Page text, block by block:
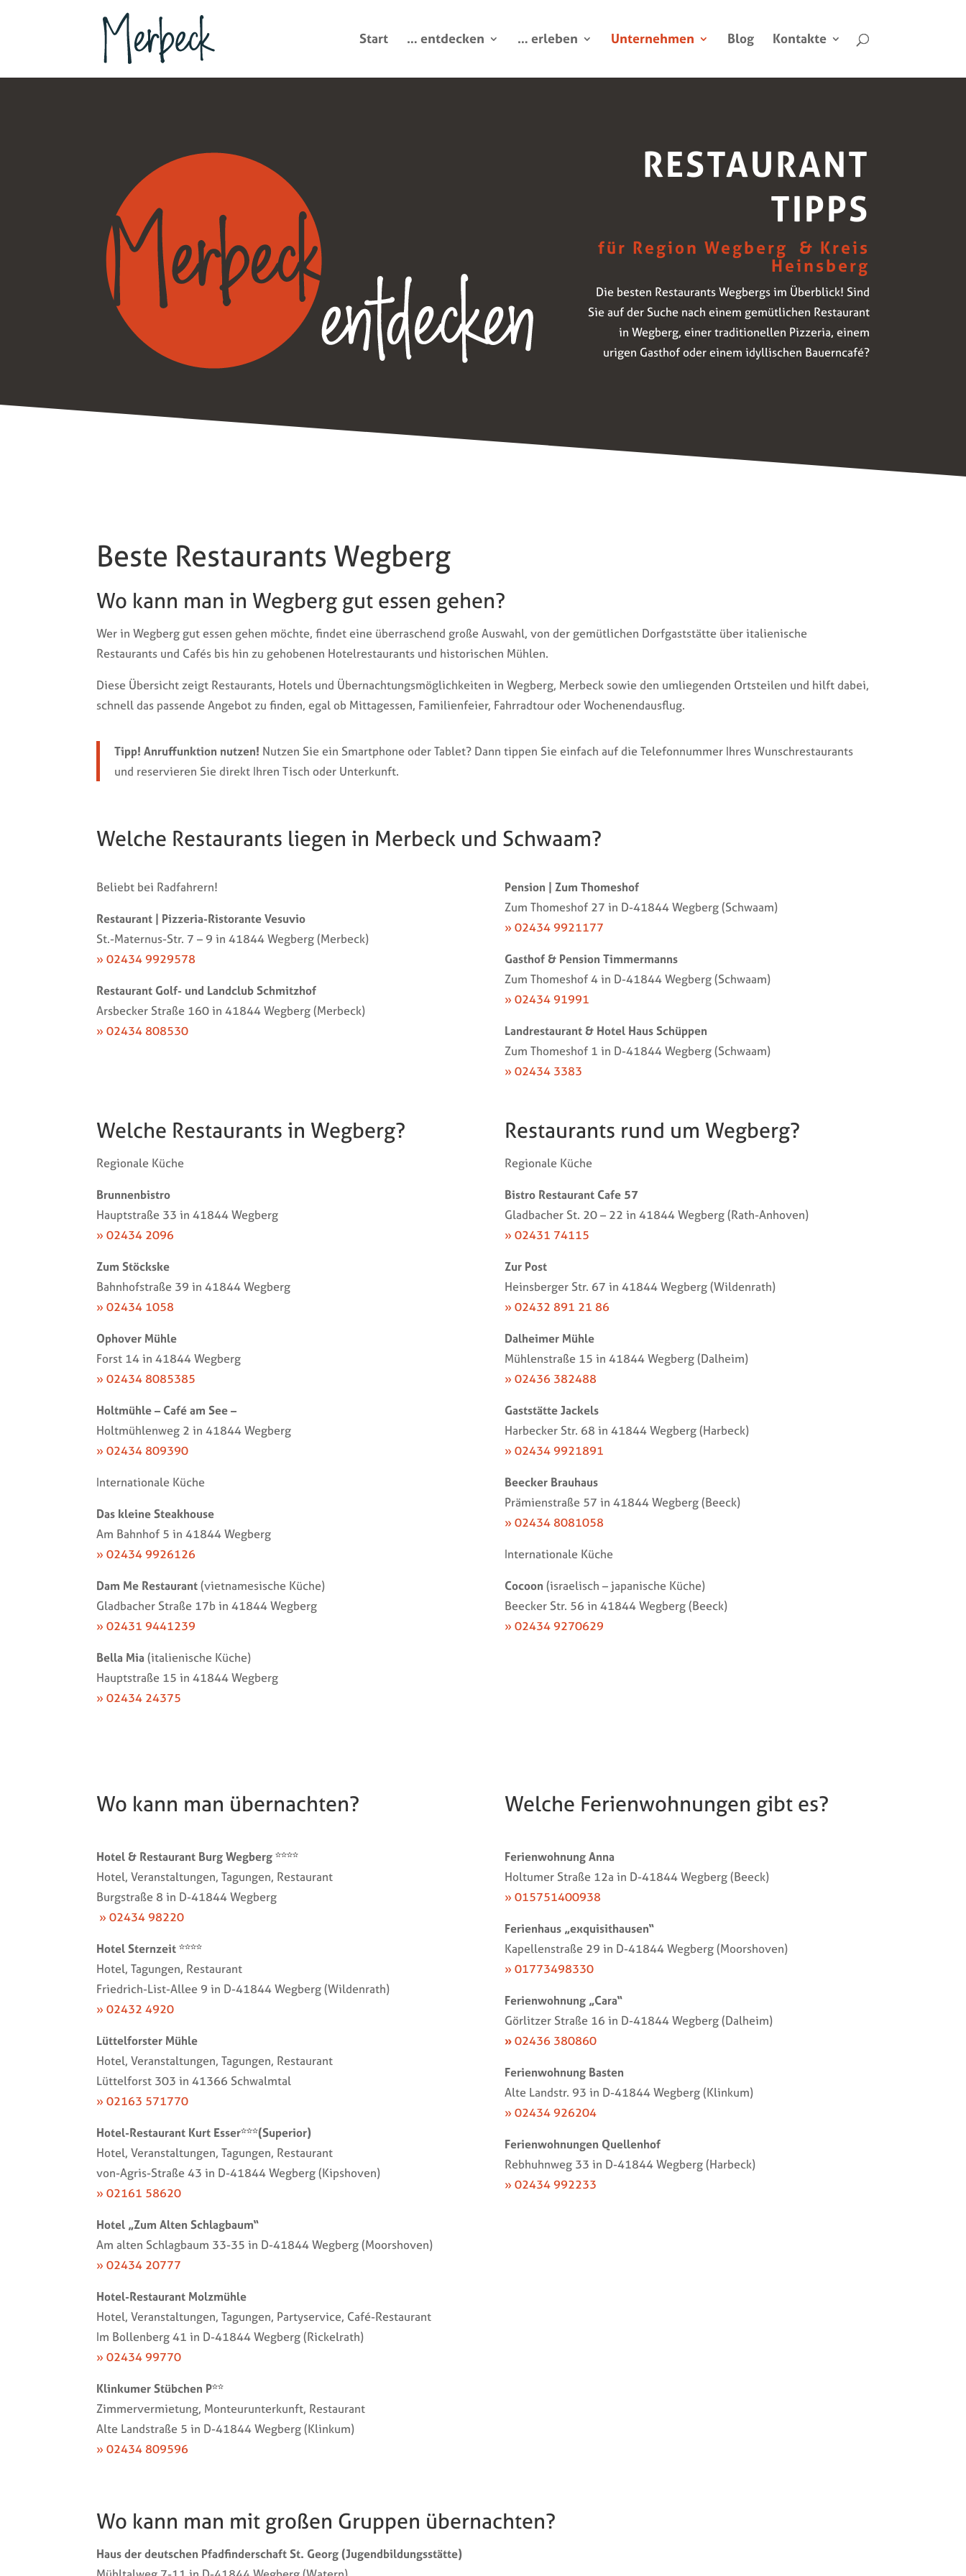
Start … entdecken … erleben Unternehmen Blog Kontakte
RESTAURANT
TIPPS
für Region Wegberg & Kreis
Heinsberg
Die besten Restaurants Wegbergs im Überblick! Sind
Sie auf der Suche nach einem gemütlichen Restaurant
in Wegberg, einer traditionellen Pizzeria, einem
urigen Gasthof oder einem idyllischen Bauerncafé?
Beste Restaurants Wegberg
Wo kann man in Wegberg gut essen gehen?
Wer in Wegberg gut essen gehen möchte, findet eine überraschend große Auswahl, von der gemütlichen Dorfgaststätte über italienische
Restaurants und Cafés bis hin zu gehobenen Hotelrestaurants und historischen Mühlen.
Diese Übersicht zeigt Restaurants, Hotels und Übernachtungsmöglichkeiten in Wegberg, Merbeck sowie den umliegenden Ortsteilen und hilft dabei,
schnell das passende Angebot zu finden, egal ob Mittagessen, Familienfeier, Fahrradtour oder Wochenendausflug.
Tipp! Anruffunktion nutzen! Nutzen Sie ein Smartphone oder Tablet? Dann tippen Sie einfach auf die Telefonnummer Ihres Wunschrestaurants
und reservieren Sie direkt Ihren Tisch oder Unterkunft.
Welche Restaurants liegen in Merbeck und Schwaam?
Beliebt bei Radfahrern!
Restaurant | Pizzeria-Ristorante Vesuvio
St.-Maternus-Str. 7 – 9 in 41844 Wegberg (Merbeck)
» 02434 9929578
Restaurant Golf- und Landclub Schmitzhof
Arsbecker Straße 160 in 41844 Wegberg (Merbeck)
» 02434 808530
Pension | Zum Thomeshof
Zum Thomeshof 27 in D-41844 Wegberg (Schwaam)
» 02434 9921177
Gasthof & Pension Timmermanns
Zum Thomeshof 4 in D-41844 Wegberg (Schwaam)
» 02434 91991
Landrestaurant & Hotel Haus Schüppen
Zum Thomeshof 1 in D-41844 Wegberg (Schwaam)
» 02434 3383
Welche Restaurants in Wegberg?
Regionale Küche
Brunnenbistro
Hauptstraße 33 in 41844 Wegberg
» 02434 2096
Zum Stöckske
Bahnhofstraße 39 in 41844 Wegberg
» 02434 1058
Ophover Mühle
Forst 14 in 41844 Wegberg
» 02434 8085385
Holtmühle – Café am See –
Holtmühlenweg 2 in 41844 Wegberg
» 02434 809390
Internationale Küche
Das kleine Steakhouse
Am Bahnhof 5 in 41844 Wegberg
» 02434 9926126
Dam Me Restaurant(vietnamesische Küche)
Gladbacher Straße 17b in 41844 Wegberg
» 02431 9441239
Bella Mia(italienische Küche)
Hauptstraße 15 in 41844 Wegberg
» 02434 24375
Restaurants rund um Wegberg?
Regionale Küche
Bistro Restaurant Cafe 57
Gladbacher St. 20 – 22 in 41844 Wegberg (Rath-Anhoven)
» 02431 74115
Zur Post
Heinsberger Str. 67 in 41844 Wegberg (Wildenrath)
» 02432 891 21 86
Dalheimer Mühle
Mühlenstraße 15 in 41844 Wegberg (Dalheim)
» 02436 382488
Gaststätte Jackels
Harbecker Str. 68 in 41844 Wegberg (Harbeck)
» 02434 9921891
Beecker Brauhaus
Prämienstraße 57 in 41844 Wegberg (Beeck)
» 02434 8081058
Internationale Küche
Cocoon (israelisch – japanische Küche)
Beecker Str. 56 in 41844 Wegberg (Beeck)
» 02434 9270629
Wo kann man übernachten?
Hotel & Restaurant Burg Wegberg ****
Hotel, Veranstaltungen, Tagungen, Restaurant
Burgstraße 8 in D-41844 Wegberg
» 02434 98220
Hotel Sternzeit ****
Hotel, Tagungen, Restaurant
Friedrich-List-Allee 9 in D-41844 Wegberg (Wildenrath)
» 02432 4920
Lüttelforster Mühle
Hotel, Veranstaltungen, Tagungen, Restaurant
Lüttelforst 303 in 41366 Schwalmtal
» 02163 571770
Hotel-Restaurant Kurt Esser***(Superior)
Hotel, Veranstaltungen, Tagungen, Restaurant
von-Agris-Straße 43 in D-41844 Wegberg (Kipshoven)
» 02161 58620
Hotel „Zum Alten Schlagbaum“
Am alten Schlagbaum 33-35 in D-41844 Wegberg (Moorshoven)
» 02434 20777
Hotel-Restaurant Molzmühle
Hotel, Veranstaltungen, Tagungen, Partyservice, Café-Restaurant
Im Bollenberg 41 in D-41844 Wegberg (Rickelrath)
» 02434 99770
Klinkumer Stübchen P**
Zimmervermietung, Monteurunterkunft, Restaurant
Alte Landstraße 5 in D-41844 Wegberg (Klinkum)
» 02434 809596
Welche Ferienwohnungen gibt es?
Ferienwohnung Anna
Holtumer Straße 12a in D-41844 Wegberg (Beeck)
» 015751400938
Ferienhaus „exquisithausen“
Kapellenstraße 29 in D-41844 Wegberg (Moorshoven)
» 01773498330
Ferienwohnung „Cara“
Görlitzer Straße 16 in D-41844 Wegberg (Dalheim)
»02436 380860
Ferienwohnung Basten
Alte Landstr. 93 in D-41844 Wegberg (Klinkum)
» 02434 926204
Ferienwohnungen Quellenhof
Rebhuhnweg 33 in D-41844 Wegberg (Harbeck)
» 02434 992233
Wo kann man mit großen Gruppen übernachten?
Haus der deutschen Pfadfinderschaft St. Georg (Jugendbildungsstätte)